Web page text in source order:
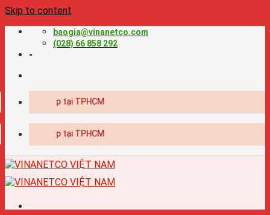
Skip to content
baogia@vinanetco.com
(028) 66 858 292
-
nghiệp tại TPHCM
nghiệp tại TPHCM